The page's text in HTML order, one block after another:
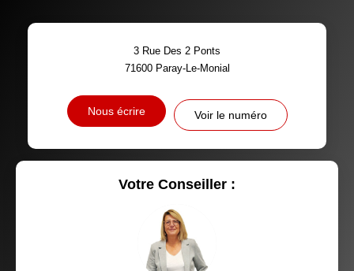
PART DES MÉNAGES SANS
VOITURE
DISTANCE DE L'AÉROPORT : SUPERFICIE :
RÉSULTATS DES LYCÉES
RESTAURANTS ET CAFÉS COMMERCES
3 Rue Des 2 Ponts
71600 Paray-Le-Monial
Nous écrire Voir le numéro
Votre Conseiller :